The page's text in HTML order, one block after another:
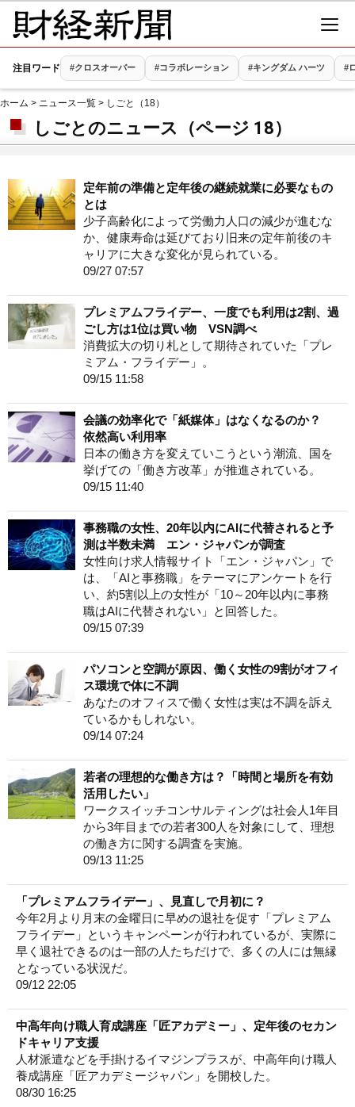
注目ワード #クロスオーバー #コラボレーション #キングダム ハーツ #
ホーム > ニュース一覧 > しごと（18）
しごとのニュース（ページ 18）
定年前の準備と定年後の継続就業に必要なもの
とは
少子高齢化によって労働力人口の減少が進むな
か、健康寿命は延びており旧来の定年前後のキ
ャリアに大きな変化が見られている。
09/27 07:57
プレミアムフライデー、一度でも利用は2割、過
ごし方は1位は買い物 VSN調べ
消費拡大の切り札として期待されていた「プレ
ミアム・フライデー」。
09/15 11:58
会議の効率化で「紙媒体」はなくなるのか？
依然高い利用率
日本の働き方を変えていこうという潮流、国を
挙げての「働き方改革」が推進されている。
09/15 11:40
事務職の女性、20年以内にAIに代替されると予
測は半数未満 エン・ジャパンが調査
女性向け求人情報サイト「エン・ジャパン」で
は、「AIと事務職」をテーマにアンケートを行
い、約5割以上の女性が「10～20年以内に事務
職はAIに代替されない」と回答した。
09/15 07:39
パソコンと空調が原因、働く女性の9割がオフィ
ス環境で体に不調
あなたのオフィスで働く女性は実は不調を訴え
ているかもしれない。
09/14 07:24
若者の理想的な働き方は？「時間と場所を有効
活用したい」
ワークスイッチコンサルティングは社会人1年目
から3年目までの若者300人を対象にして、理想
の働き方に関する調査を実施。
09/13 11:25
「プレミアムフライデー」、見直しで月初に？
今年2月より月末の金曜日に早めの退社を促す「プレミアム
フライデー」というキャンペーンが行われているが、実際に
早く退社できるのは一部の人たちだけで、多くの人には無縁
となっている状況だ。
09/12 22:05
中高年向け職人育成講座「匠アカデミー」、定年後のセカン
ドキャリア支援
人材派遣などを手掛けるイマジンプラスが、中高年向け職人
養成講座「匠アカデミージャパン」を開校した。
08/30 16:25